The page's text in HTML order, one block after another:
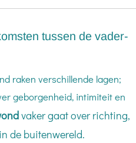
tussen de vader-
raken verschillende lagen;
geborgenheid, intimiteit en
vaker gaat over richting,
de buitenwereld.